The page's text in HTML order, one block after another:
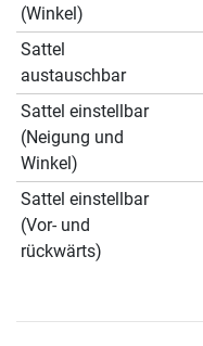
(Winkel)
Sattel
austauschbar
Sattel einstellbar
(Neigung und
Winkel)
Sattel einstellbar
(Vor- und
rückwärts)